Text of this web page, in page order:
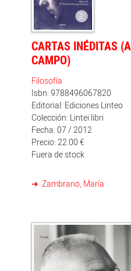
CARTAS INÉDITAS
CAMPO)
Filosofía
Isbn: 9788496067820
Editorial: Ediciones Linteo
Colección: Lintei libri
Fecha: 07 / 2012
Precio: 22.00 €
Fuera de stock
Zambrano, María